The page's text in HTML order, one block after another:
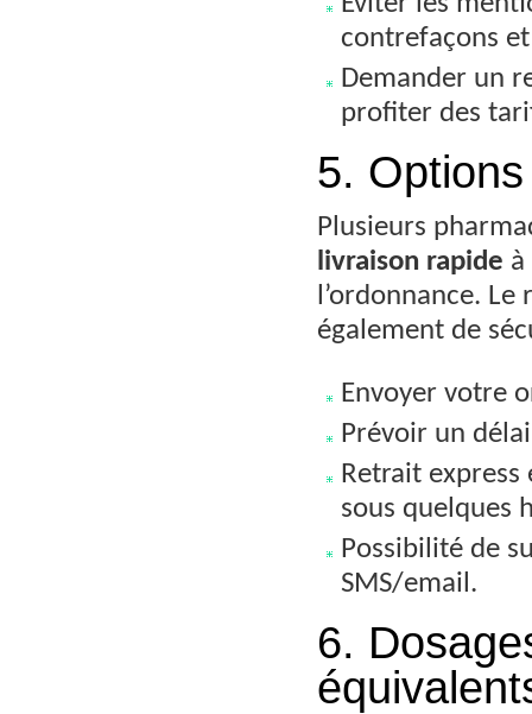
contrefaçons
Demander un
profiter des
5.
Plusieurs
livraison rapide à
l’ordonnance.
également de
Envoyer votre
Prévoir un
Retrait
sous quelques
Possibilité de
SMS/email.
6.